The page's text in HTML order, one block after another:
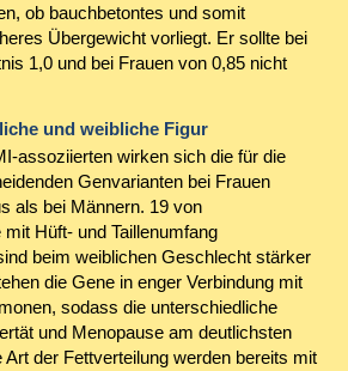
ob bauchbetontes und somit
Übergewicht vorliegt. Er sollte bei
1,0 und bei Frauen von 0,85 nicht
und weibliche Figur
assoziierten wirken sich die für die
Genvarianten bei Frauen
als bei Männern. 19 von
Hüft- und Taillenumfang
beim weiblichen Geschlecht stärker
die Gene in enger Verbindung mit
sodass die unterschiedliche
und Menopause am deutlichsten
der Fettverteilung werden bereits mit